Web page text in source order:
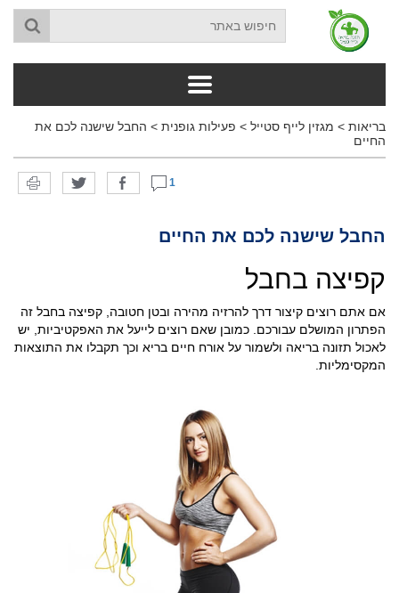
בריאות > מגזין לייף סטייל > פעילות גופנית > החבל שישנה לכם את
החיים
1
החבל שישנה לכם את החיים
קפיצה בחבל
אם אתם רוצים קיצור דרך להרזיה מהירה ובטן חטובה, קפיצה בחבל זה
הפתרון המושלם עבורכם. כמובן שאם רוצים לייעל את האפקטיביות, יש
לאכול תזונה בריאה ולשמור על אורח חיים בריא וכך תקבלו את התוצאות
המקסימליות.